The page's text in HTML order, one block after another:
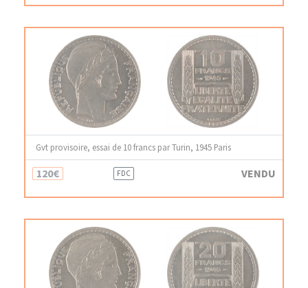
Gvt provisoire, essai de 10 francs par Turin, 1945 Paris
120€ FDC VENDU